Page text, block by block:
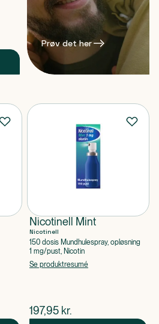
Prøv det her
Nicotinell Mint
Nicotinell
150 dosis Mundhulespray, opløsning
1 mg/pust, Nicotin
Se produktresumé
$nuværende pris
197,95 kr.